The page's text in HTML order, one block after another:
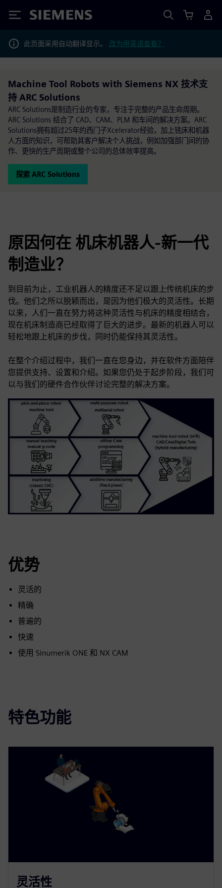
Siemens
此页面采用自动翻译显示。 改为用英语查看？
Machine Tool Robots with Siemens NX 技术支
持 ARC Solutions
ARC Solutions是制造行业的专家，专注于完整的产品生命周期。
ARC Solutions 结合了 CAD、CAM、PLM 和车间的解决方案。ARC
Solutions拥有超过25年的西门子Xcelerator经验，加上铣床和机器
人方面的知识，可帮助其客户解决个人挑战，例如加强部门间的协
作、更快的生产周期或整个公司的总体效率提高。
探索 ARC Solutions
原因何在 机床机器人-新一代
制造业？
到目前为止，工业机器人的精度还不足以跟上传统机床的步
伐。他们之所以脱颖而出，是因为他们极大的灵活性。长期
以来，人们一直在努力将这种灵活性与机床的精度相结合，
现在机床制造商已经取得了巨大的进步。最新的机器人可以
轻松地跟上机床的步伐，同时仍能保持其灵活性。
在整个介绍过程中，我们一直在您身边，并在软件方面陪伴
您提供支持、设置和介绍。如果您仍处于起步阶段，我们可
以与我们的硬件合作伙伴讨论完整的解决方案。
优势
灵活的
精确
普遍的
快速
使用 Sinumerik ONE 和 NX CAM
特色功能
灵活性